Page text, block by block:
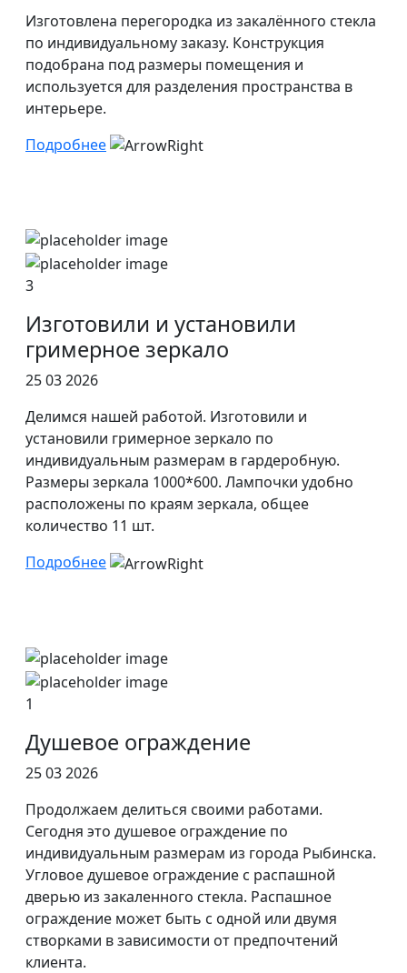
Изготовлена перегородка из закалённого стекла
по индивидуальному заказу. Конструкция
подобрана под размеры помещения и
используется для разделения пространства в
интерьере.
Подробнее
3
Изготовили и установили
гримерное зеркало
25 03 2026
Делимся нашей работой. Изготовили и
установили гримерное зеркало по
индивидуальным размерам в гардеробную.
Размеры зеркала 1000*600. Лампочки удобно
расположены по краям зеркала, общее
количество 11 шт.
Подробнее
1
Душевое ограждение
25 03 2026
Продолжаем делиться своими работами.
Сегодня это душевое ограждение по
индивидуальным размерам из города Рыбинска.
Угловое душевое ограждение с распашной
дверью из закаленного стекла. Распашное
ограждение может быть с одной или двумя
створками в зависимости от предпочтений
клиента.